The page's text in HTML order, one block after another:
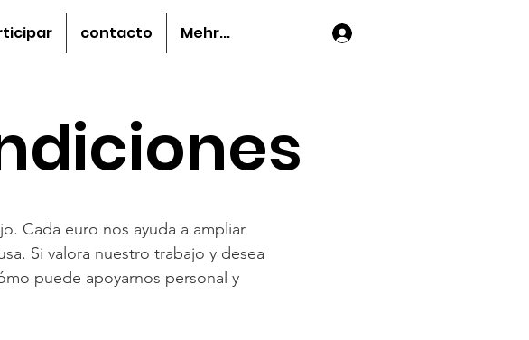
contacto Mehr...
Cada euro nos ayuda a ampliar
Si valora nuestro trabajo y desea
puede apoyarnos personal y